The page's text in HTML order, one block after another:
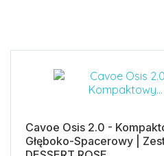
Cavoe Osis 2.0 -
Głęboko-Spacerowy |